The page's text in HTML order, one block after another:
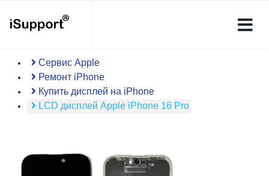
Сервис Apple
Ремонт iPhone
Купить дисплей на iPhone
LCD дисплей Apple iPhone 16 Pro